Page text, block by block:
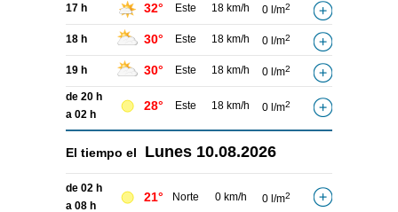
17 h 32° Este 18 km/h 0 l/m2
18 h 30° Este 18 km/h 0 l/m2
19 h 30° Este 18 km/h 0 l/m2
de 20 h
a 02 h
28° Este 18 km/h 0 l/m2
El tiempo el Lunes 10.08.2026
de 02 h
a 08 h
21° Norte 0 km/h 0 l/m2